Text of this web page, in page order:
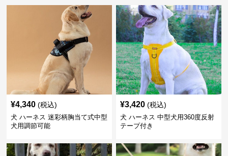
¥4,340 (税込)
犬 ハーネス 迷彩柄胸当て式中型
犬用調節可能
¥3,420 (税込)
犬 ハーネス 中型犬用360度反射
テープ付き